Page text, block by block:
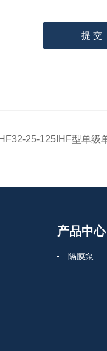
25-125IHF型单级
产品中心
隔膜泵